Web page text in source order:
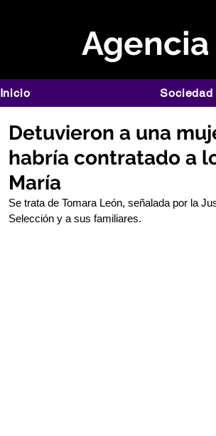
Inicio Sociedad
Detuvieron a una
habría contratado a
María
Se trata de Tomara León, señalada por la
Selección y a sus familiares.